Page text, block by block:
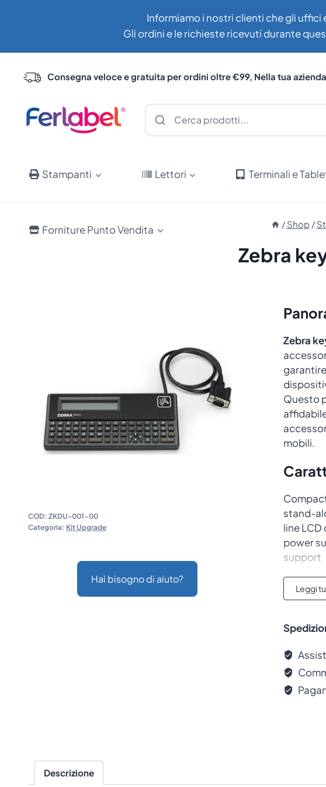
Informiamo i nostri clienti che gli uffici
Gli ordini e le richieste ricevuti durante
Consegna veloce e gratuita per ordini oltre €99, Nella tua
Stampanti Lettori Terminali e
Forniture Punto Vendita / Shop /
Zebra
COD: ZKDU-001-00
Categoria: Kit Upgrade
Hai bisogno di aiuto?
Zebra
Questo
mobili.
stand-
line
power
support
con
Questo
Leggi
Descrizione